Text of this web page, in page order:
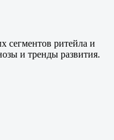
сегментов ритейла и
и тренды развития.